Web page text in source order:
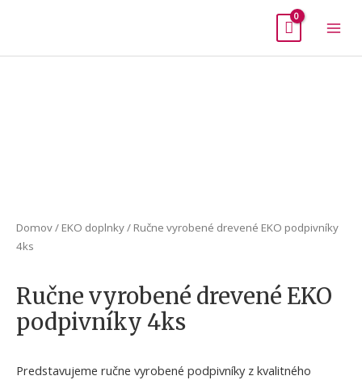
Domov/ EKO doplnky/ Ručne vyrobené drevené EKO podpivníky
4ks
Ručne vyrobené drevené EKO
podpivníky 4ks
Predstavujeme ručne vyrobené podpivníky z kvalitného